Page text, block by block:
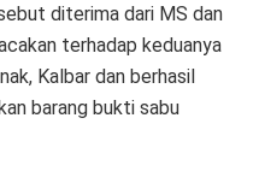
diterima dari MS dan
terhadap keduanya
Kalbar dan berhasil
barang bukti sabu